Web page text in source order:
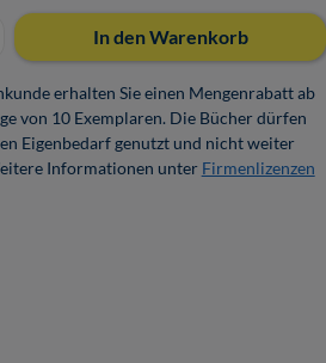
Gib den
In den Warenkorb
erhalten Sie einen Mengenrabatt ab
von 10 Exemplaren. Die Bücher dürfen
Eigenbedarf genutzt und nicht weiter
Informationen unter Firmenlizenzen